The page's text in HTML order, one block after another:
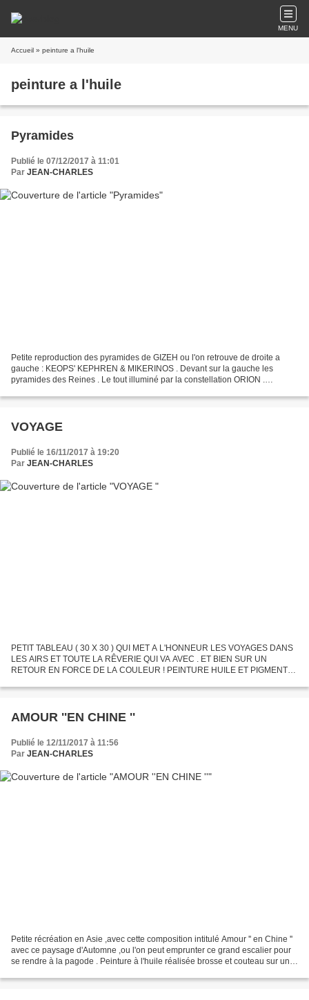
MENU
Accueil » peinture a l'huile
peinture a l'huile
Pyramides
Publié le 07/12/2017 à 11:01
Par JEAN-CHARLES
Petite reproduction des pyramides de GIZEH ou l'on retrouve de droite a
gauche : KEOPS' KEPHREN & MIKERINOS . Devant sur la gauche les
pyramides des Reines . Le tout illuminé par la constellation ORION .
VOYAGE
Publié le 16/11/2017 à 19:20
Par JEAN-CHARLES
PETIT TABLEAU ( 30 X 30 ) QUI MET A L'HONNEUR LES VOYAGES DANS
LES AIRS ET TOUTE LA RÊVERIE QUI VA AVEC . ET BIEN SUR UN
RETOUR EN FORCE DE LA COULEUR ! PEINTURE HUILE ET PIGMENTS
AMOUR ''EN CHINE ''
Publié le 12/11/2017 à 11:56
Par JEAN-CHARLES
Petite récréation en Asie ,avec cette composition intitulé Amour '' en Chine ''
avec ce paysage d'Automne ,ou l'on peut emprunter ce grand escalier pour
se rendre à la pagode . Peinture à l'huile réalisée brosse et couteau sur une